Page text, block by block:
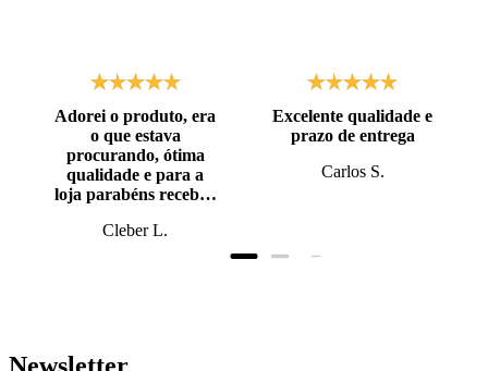
Adorei o produto, era
o que estava
procurando, ótima
qualidade e para a
loja parabéns recebi o
prazo, super bem
Cleber L.
Excelente qualidade e
prazo de entrega
Carlos S.
Newsletter